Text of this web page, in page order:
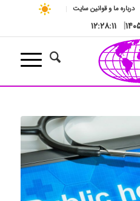
درباره ما و قوانین سایت
۱۸| ۱۲:۲۸:۱۲